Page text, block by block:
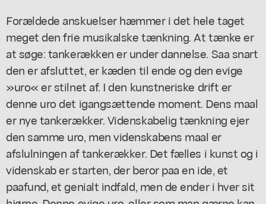
Forældede anskuelser hæmmer i det hele taget
meget den frie musikalske tænkning. At tænke er
at søge: tankerækken er under dannelse. Saa snart
den er afsluttet, er kæden til ende og den evige
»uro« er stilnet af. I den kunstneriske drift er
denne uro det igangsættende moment. Dens maal
er nye tankerækker. Videnskabelig tænkning ejer
den samme uro, men videnskabens maal er
afslulningen af tankerækker. Det fælles i kunst og i
videnskab er starten, der beror paa en ide, et
paafund, et genialt indfald, men de ender i hver sit